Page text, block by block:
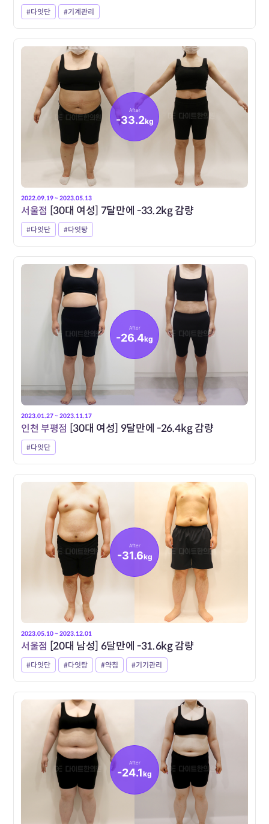
#다잇단 #기계관리
After
-33.2kg
2022.09.19 ~ 2023.05.13
서울점 [30대 여성] 7달만에 -33.2kg 감량
#다잇단 #다잇탕
After
-26.4kg
2023.01.27 ~ 2023.11.17
인천 부평점 [30대 여성] 9달만에 -26.4kg 감량
#다잇단
After
-31.6kg
2023.05.10 ~ 2023.12.01
서울점 [20대 남성] 6달만에 -31.6kg 감량
#다잇단 #다잇탕 #약침 #기기관리
After
-24.1kg